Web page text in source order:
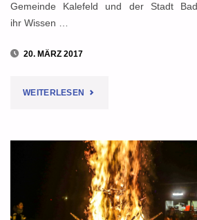
Gemeinde Kalefeld und der Stadt
ihr Wissen …
20. MÄRZ 2017
WEITERLESEN "NOTRUF,
TEAMGEIST:
ALLE
BEKOMMEN